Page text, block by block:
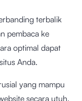
terbalik
pembaca ke
optimal dapat
Anda.
yang mampu
secara utuh.